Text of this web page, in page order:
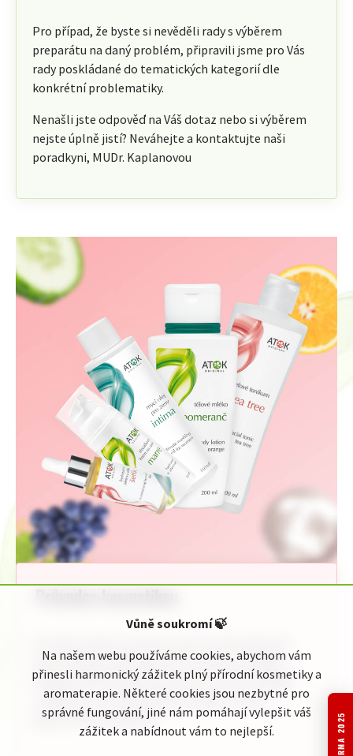
Vůně soukromí🍃
Na našem webu používáme cookies, abychom vám
přinesli harmonický zážitek plný přírodní kosmetiky a
aromaterapie. Některé cookies jsou nezbytné pro
správné fungování, jiné nám pomáhají vylepšit váš
zážitek a nabídnout vám to nejlepší.
Pro případ, že byste si nevěděli rady s výběrem
preparátu na daný problém, připravili jsme pro Vás
rady poskládané do tematických kategorií dle
konkrétní problematiky.
Nenašli jste odpověď na Váš dotaz nebo si výběrem
nejste úplně jistí? Neváhejte a kontaktujte naši
poradkyni, MUDr. Kaplanovou
jednoduchého průvodce kosmetickou nabídkou
Original ATOK. Naleznete zde celou naši nabídku
rozdělenou do přehledných kategorií podle
jednotlivého zaměření: